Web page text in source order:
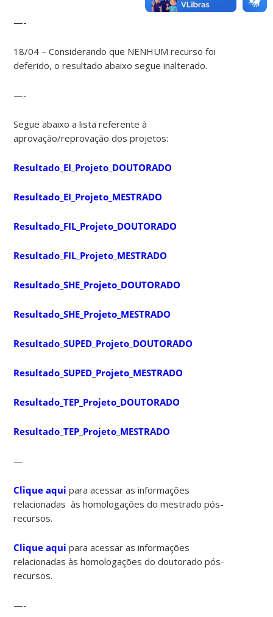
—-
18/04 – Considerando que NENHUM recurso foi
deferido, o resultado abaixo segue inalterado.
—-
Segue abaixo a lista referente à
aprovação/reprovação dos projetos:
Resultado_EI_Projeto_DOUTORADO
Resultado_EI_Projeto_MESTRADO
Resultado_FIL_Projeto_DOUTORADO
Resultado_FIL_Projeto_MESTRADO
Resultado_SHE_Projeto_DOUTORADO
Resultado_SHE_Projeto_MESTRADO
Resultado_SUPED_Projeto_DOUTORADO
Resultado_SUPED_Projeto_MESTRADO
Resultado_TEP_Projeto_DOUTORADO
Resultado_TEP_Projeto_MESTRADO
—
Clique aqui para acessar as informações
relacionadas às homologações do mestrado pós-
recursos.
Clique aqui para acessar as informações
relacionadas às homologações do doutorado pós-
recursos.
—-